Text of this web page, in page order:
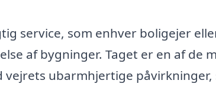
service, som enhver boligejer
af bygninger. Taget er en af de
ubarmhjertige påvirkninger,